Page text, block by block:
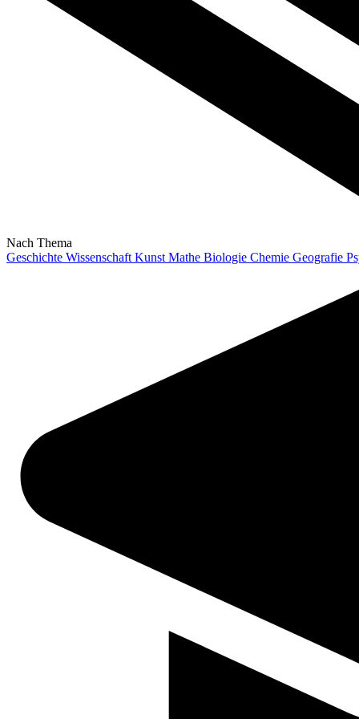
Nach Thema
Geschichte Wissenschaft Kunst Mathe Biologie Chemie Geografie